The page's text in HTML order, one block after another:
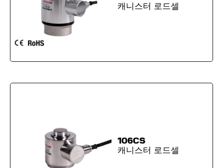
캐니스터 로드셀
106CS
캐니스터 로드셀